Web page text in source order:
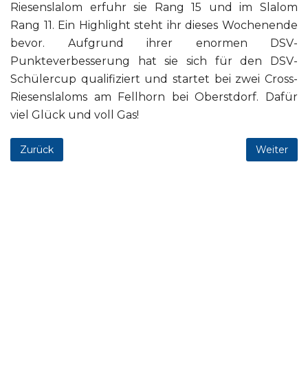
Riesenslalom erfuhr sie Rang 15 und im Slalom
Rang 11. Ein Highlight steht ihr dieses Wochenende
bevor. Aufgrund ihrer enormen DSV-
Punkteverbesserung hat sie sich für den DSV-
Schülercup qualifiziert und startet bei zwei Cross-
Riesenslaloms am Fellhorn bei Oberstdorf. Dafür
viel Glück und voll Gas!
Zurück Weiter